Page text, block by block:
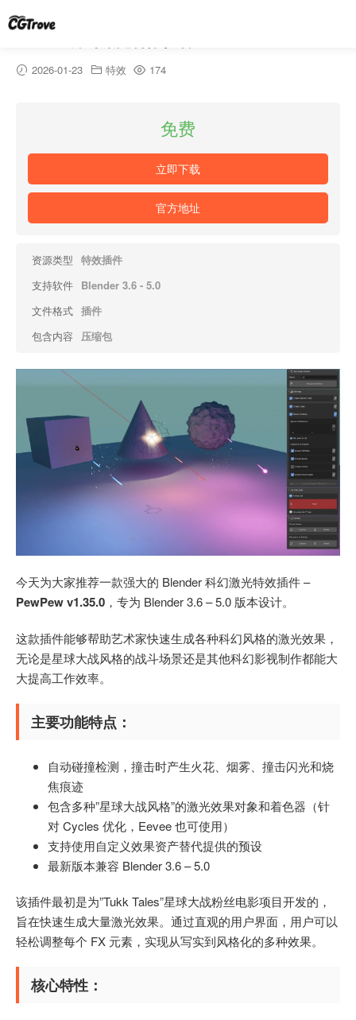
2026-01-23 特效 174
免费
立即下载
官方地址
资源类型 特效插件
支持软件 Blender 3.6 - 5.0
文件格式 插件
包含内容
压缩包
今天为大家推荐一款强大的 Blender 科幻激光特效插件 –
PewPew v1.35.0 ，专为 Blender 3.6 – 5.0 版本设计。
这款插件能够帮助艺术家快速生成各种科幻风格的激光效果，
无论是星球大战风格的战斗场景还是其他科幻影视制作都能大
大提高工作效率。
主要功能特点：
自动碰撞检测，撞击时产生火花、烟雾、撞击闪光和烧
焦痕迹
包含多种”星球大战风格”的激光效果对象和着色器（针
对 Cycles 优化，Eevee 也可使用）
支持使用自定义效果资产替代提供的预设
最新版本兼容 Blender 3.6 – 5.0
该插件最初是为”Tukk Tales”星球大战粉丝电影项目开发的，
旨在快速生成大量激光效果。通过直观的用户界面，用户可以
轻松调整每个 FX 元素，实现从写实到风格化的多种效果。
核心特性：